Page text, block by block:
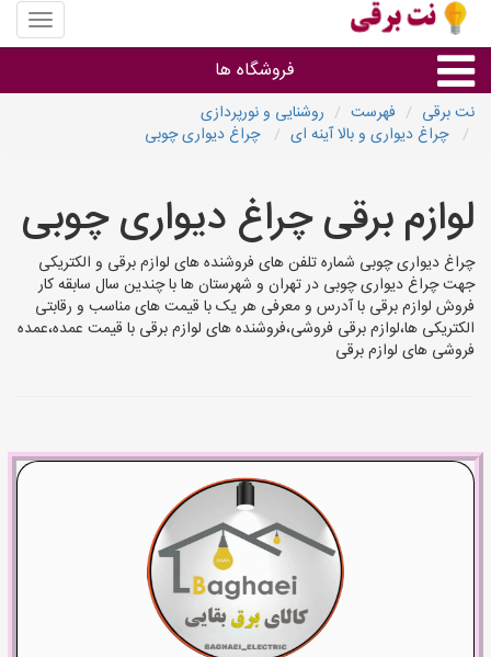
منوی
سایت
برقی
فروشگاه ها
روشنایی و نورپردازی
سایر گروه ها
فروشنده های لوازم برقی
نت برقی فهرست
روشنایی و نورپردازی
چراغ دیواری و بالا آینه ای
چراغ دیواری چوبی
لوازم برقی چراغ دیواری چوبی
چراغ دیواری چوبی شماره تلفن های فروشنده های لوازم برقی و الکتریکی
جهت چراغ دیواری چوبی در تهران و شهرستان ها با چندین سال سابقه کار
فروش لوازم برقی با آدرس و معرفی هر یک با قیمت های مناسب و رقابتی
الکتریکی ها،لوازم برقی فروشی،فروشنده های لوازم برقی با قیمت عمده،عمده
فروشی های لوازم برقی